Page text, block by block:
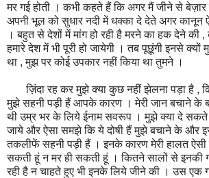
मर गई होती । कभी कहते हैं कि अगर मैं जीने से
अपनी भूल को सुधार नदी में धक्का दे देते अगर कानून
। बहुत से देशों में मांग हो रही है मरने का हक देने की
हमारे देश में भी पूरी हो जायेगी । तब पूछूंगी इनसे क्यों
था , मुझ पर कोई उपकार नहीं किया था तुमने ।
ज़िंदा रह कर मुझे क्या कुछ नहीं झेलना पड़ा है ,
मुझे सहनी पड़ी हैं आपके कारण । मेरी जान बचाने के
थी उम्र भर के लिये ईनाम सवरूप । मुझे क्या दे
जाये और ऐसा समझे कि ये दोषी हैं मुझे बचाने के और
तकलीफें सहनी पड़ी हैं । इनके कारण मेरी हालत ऐसी
सकती हूं न मर ही सकती हूं । कितने सालों से इनकी
रही है न चाहते हुए भी इनके लिये जीने की । उस एक